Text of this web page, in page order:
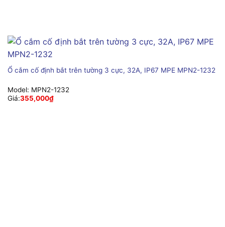
Ổ cắm cố định bắt trên tường 3 cực, 32A, IP67 MPE MPN2-1232
Model: MPN2-1232
Giá:355,000₫